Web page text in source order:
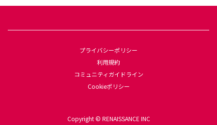
プライバシーポリシー
利用規約
コミュニティガイドライン
Cookieポリシー
Copyright © RENAISSANCE INC